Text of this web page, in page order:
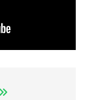
la plus
le